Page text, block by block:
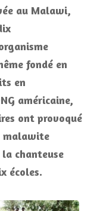
au Malawi,
fondé en
en
américaine,
ont provoqué
malawite
chanteuse
écoles.